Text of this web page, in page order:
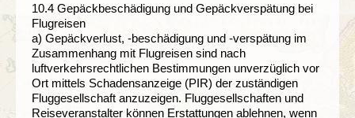
10.4 Gepäckbeschädigung und Gepäckverspätung bei
Flugreisen
a) Gepäckverlust, -beschädigung und -verspätung im
Zusammenhang mit Flugreisen sind nach
luftverkehrsrechtlichen Bestimmungen unverzüglich vor
Ort mittels Schadensanzeige (PIR) der zuständigen
Fluggesellschaft anzuzeigen. Fluggesellschaften und
Reiseveranstalter können Erstattungen ablehnen, wenn